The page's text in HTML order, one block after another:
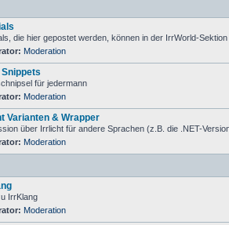
die hier gepostet werden, können in der IrrWorld-
Moderation
für jedermann
Moderation
Varianten & Wrapper
über Irrlicht für andere Sprachen (z.B. die .NET-
Moderation
IrrKlang
Moderation